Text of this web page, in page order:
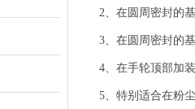
2、在圆周密封的
3、在圆周密封的
4、在手轮顶部加
5、特别适合在粉